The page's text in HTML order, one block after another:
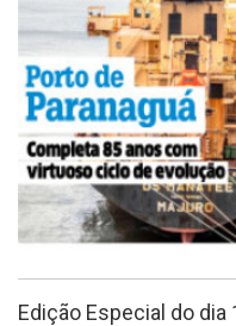
Edição Especial do